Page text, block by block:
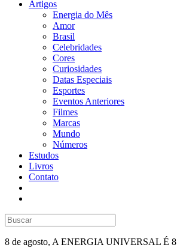
Artigos
Energia do Mês
Amor
Brasil
Celebridades
Cores
Curiosidades
Datas Especiais
Esportes
Eventos Anteriores
Filmes
Marcas
Mundo
Números
Estudos
Livros
Contato
8 de agosto, A ENERGIA UNIVERSAL É 8